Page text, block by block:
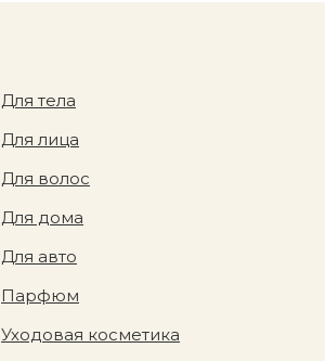
Для тела
Для лица
Для волос
Для дома
Для авто
Парфюм
Уходовая косметика